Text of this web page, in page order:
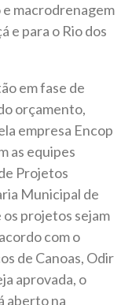
macrodrenagem
e para o Rio dos
em fase de
orçamento,
empresa Encop
as equipes
Projetos
Municipal de
os projetos sejam
com o
de Canoas, Odir
aprovada, o
aberto na